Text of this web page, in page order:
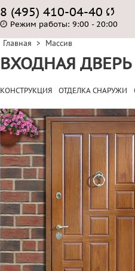
8 (495) 410-04-40
Режим работы: 9:00 - 20:00
Главная > Массив
ВХОДНАЯ
КОНСТРУКЦИЯ ОТДЕЛКА СНАРУЖИ